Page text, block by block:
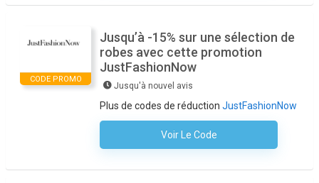
CODE PROMO
Jusqu’à -15% sur une sélection de
robes avec cette promotion
JustFashionNow
Jusqu'à nouvel avis
Plus de codes de réduction JustFashionNow
Voir Le Code
Aucun Code N'est Nécessaire